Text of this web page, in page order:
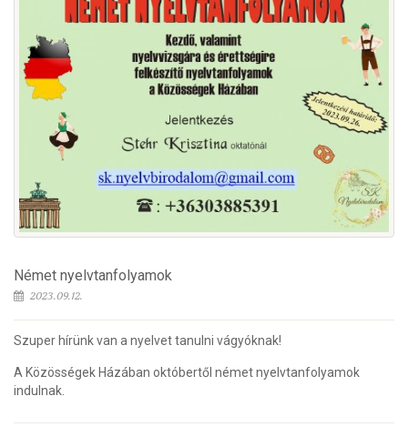
Német nyelvtanfolyamok
2023.09.12.
Szuper hírünk van a nyelvet tanulni vágyóknak!
A Közösségek Házában októbertől német nyelvtanfolyamok
indulnak.